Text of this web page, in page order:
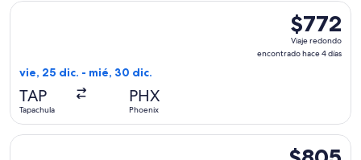
$772
Viaje
redondo,
$772
Viaje redondo
encontrado hace 4 días
vie, 25 dic. - mié, 30 dic.
TAP
Tapachula
PHX
Phoenix
Seleccionar vuelo de Delta, con salida el vie, 25 dic. desde
$805
Seleccionar vuelo de Aeromexico, con salida el vie, 25 dic.